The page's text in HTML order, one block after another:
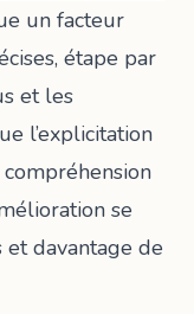
un facteur
étape par
et les
l’explicitation
se
davantage de